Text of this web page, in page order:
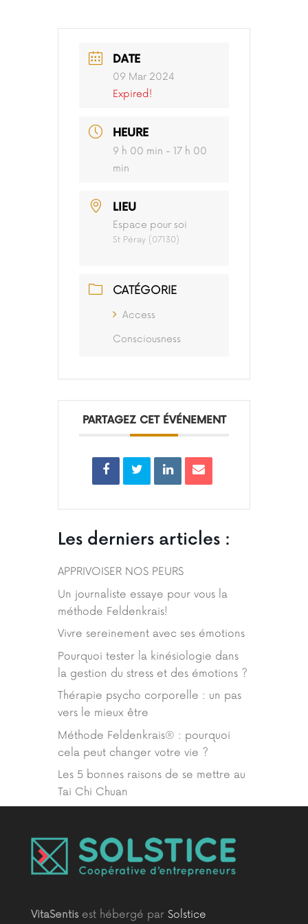
DATE
09 Mar 2024
Expired!
HEURE
9 h 00 min - 17 h 00
min
LIEU
Espace pour soi
St Péray (07130)
CATÉGORIE
Access
Consciousness
PARTAGEZ CET ÉVÉNEMENT
Les derniers articles :
APPRIVOISER NOS PEURS
Un journaliste essaye pour vous la
méthode Feldenkrais!
Vivre sereinement avec ses émotions
Pourquoi tester la kinésiologie dans
la gestion du stress et des émotions ?
Thérapie psycho corporelle : un pas
vers le mieux être
Méthode Feldenkrais® : pourquoi
cela peut changer votre vie ?
Les 5 bonnes raisons de se mettre au
Tai Chi Chuan
VitaSentisest hébergé par Solstice